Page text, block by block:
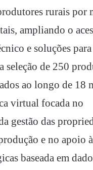
rurais por
ampliando o
e soluções
seleção de 250
ao longo de 18
virtual focada no
gestão das
e no apoio
baseada em